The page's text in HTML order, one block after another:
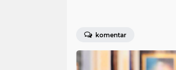
komentar